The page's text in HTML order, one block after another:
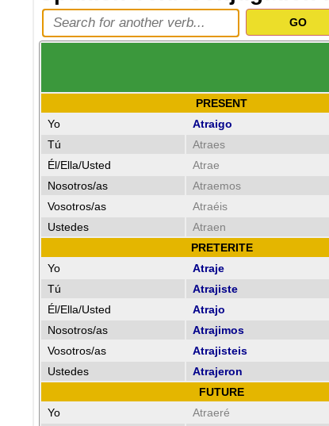
PRESENT
Yo
Atraigo
Tú
Atraes
Él/Ella/Usted
Atrae
Nosotros/as
Atraemos
Vosotros/as
Atraéis
Ustedes
Atraen
PRETERITE
Yo
Atraje
Tú
Atrajiste
Él/Ella/Usted
Atrajo
Nosotros/as
Atrajimos
Vosotros/as
Atrajisteis
Ustedes
Atrajeron
FUTURE
Yo
Atraeré